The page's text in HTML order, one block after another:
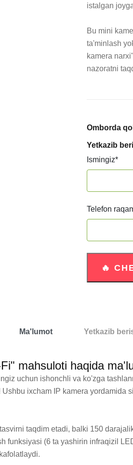
istalgan
Bu mini
ta'minlash
kamera
nazoratni
Omborda
Yetkazib
Ismingiz*
Telefon
Ma'lumot Yetkazib
mahsuloti haqida
uchun ishonchli va ko'zga
ixcham IP kamera
taqdim etadi, balki 150
funksiyasi (6 ta yashirin infraqizil